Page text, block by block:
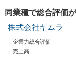
同業種で総合評価
株式会社キムラ
企業力総合評価
売上高